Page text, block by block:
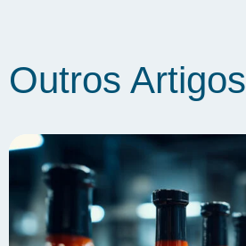
Outros Artigos